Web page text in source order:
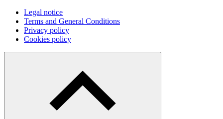
Legal notice
Terms and General Conditions
Privacy policy
Cookies policy